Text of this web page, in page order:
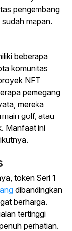
pengembang
mapan.
beberapa
komunitas
NFT
pemegang
mereka
golf, atau
Manfaat ini
token Seri 1
dibandingkan
berharga.
tertinggi
perhatian.